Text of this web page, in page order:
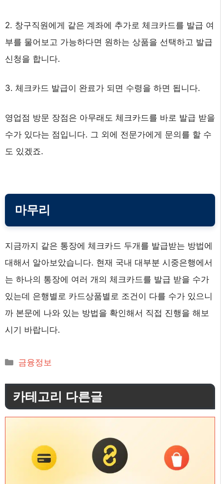
2. 창구직원에게 같은 계좌에 추가로 체크카드를 발급 여
부를 물어보고 가능하다면 원하는 상품을 선택하고 발급
신청을 합니다.
3. 체크카드 발급이 완료가 되면 수령을 하면 됩니다.
영업점 방문 장점은 아무래도 체크카드를 바로 발급 받을
수가 있다는 점입니다. 그 외에 전문가에게 문의를 할 수
도 있겠죠.
마무리
지금까지 같은 통장에 체크카드 두개를 발급받는 방법에
대해서 알아보았습니다. 현재 국내 대부분 시중은행에서
는 하나의 통장에 여러 개의 체크카드를 발급 받을 수가
있는데 은행별로 카드상품별로 조건이 다를 수가 있으니
까 본문에 나와 있는 방법을 확인해서 직접 진행을 해보
시기 바랍니다.
카
고
리
금융정보
카테고리 다른글